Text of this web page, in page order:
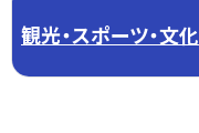
観光・スポーツ・文化